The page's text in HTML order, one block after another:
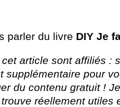
parler du livre DIY Je
article sont affiliés :
supplémentaire pour
du contenu gratuit !
réellement utiles